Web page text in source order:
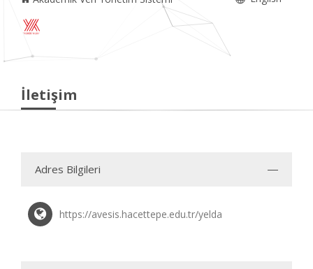
İletişim
Adres Bilgileri
https://avesis.hacettepe.edu.tr/yelda